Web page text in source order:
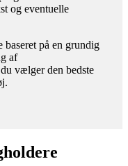
og eventuelle
på en grundig
af
vælger den bedste